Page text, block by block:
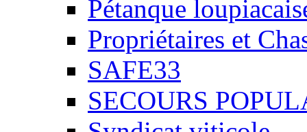
Pétanque
Propriétaires et
SAFE33
SECOURS